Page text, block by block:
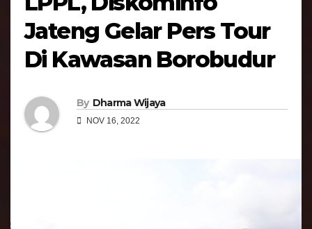
Jateng Gelar Pers Tour
Di Kawasan Borobudur
By Dharma Wijaya
NOV 16, 2022